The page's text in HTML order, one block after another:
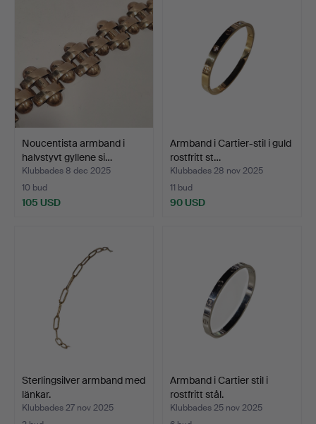
Noucentista armband i
halvstyvt gyllene si…
Klubbades 8 dec 2025
10 bud
105 USD
Armband i Cartier-stil i guld
rostfritt st…
Klubbades 28 nov 2025
11 bud
90 USD
Sterlingsilver armband med
länkar.
Klubbades 27 nov 2025
Armband i Cartier stil i
rostfritt stål.
Klubbades 25 nov 2025